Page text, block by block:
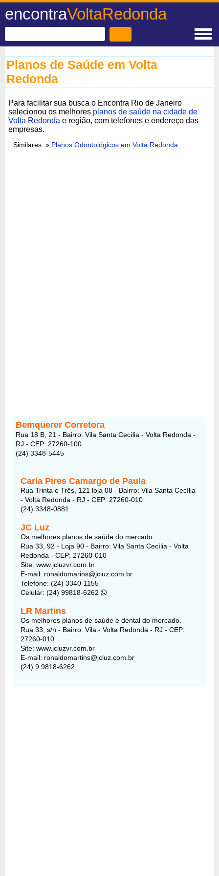
encontraVoltaRedonda
Planos de Saúde em Volta
Redonda
Para facilitar sua busca o Encontra Rio de Janeiro
selecionou os melhores planos de saúde na cidade de
Volta Redonda e região, com telefones e endereço das
empresas.
Similares: » Planos Odontológicos em Volta Redonda
Bemquerer Corretora
Rua 18 B, 21 - Bairro: Vila Santa Cecília - Volta Redonda -
RJ - CEP: 27260-100
(24) 3348-5445
Carla Pires Camargo de Paula
Rua Trinta e Três, 121 loja 08 - Bairro: Vila Santa Cecília
- Volta Redonda - RJ - CEP: 27260-010
(24) 3348-0881
JC Luz
Os melhores planos de saúde do mercado.
Rua 33, 92 - Loja 90 - Bairro: Vila Santa Cecília - Volta
Redonda - CEP: 27260-010
Site: www.jcluzvr.com.br
E-mail: ronaldomarins@jcluz.com.br
Telefone: (24) 3340-1155
Celular: (24) 99818-6262
LR Martins
Os melhores planos de saúde e dental do mercado.
Rua 33, s/n - Bairro: Vila - Volta Redonda - RJ - CEP:
27260-010
Site: www.jcluzvr.com.br
E-mail: ronaldomartins@jcluz.com.br
(24) 9.9818-6262